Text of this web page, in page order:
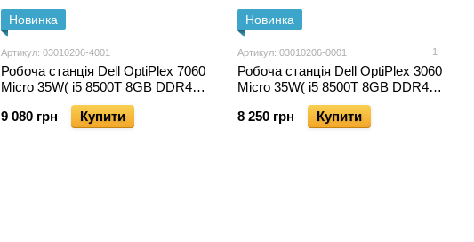
Новинка
Артикул: 03010206-4001
Робоча станція Dell OptiPlex 7060
Micro 35W( i5 8500T 8GB DDR4
HD630 SATA SSD 120GB ) б/в
9 080 грн
Купити
Новинка
Артикул: 03010206-0001 1
Робоча станція Dell OptiPlex 3060
Micro 35W( i5 8500T 8GB DDR4
HD630 SATA SSD 120GB ) б/в
8 250 грн
Купити